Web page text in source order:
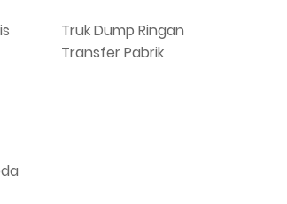
Truk Dump Ringan
Transfer Pabrik